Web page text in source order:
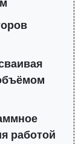
работой